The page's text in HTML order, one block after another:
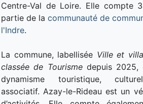
Centre-Val de Loire. Elle compte
partie de la communauté de
l'Indre.
La commune, labellisée Ville et
classée de Tourismedepuis 2025,
dynamisme touristique,
associatif. Azay-le-Rideau est un